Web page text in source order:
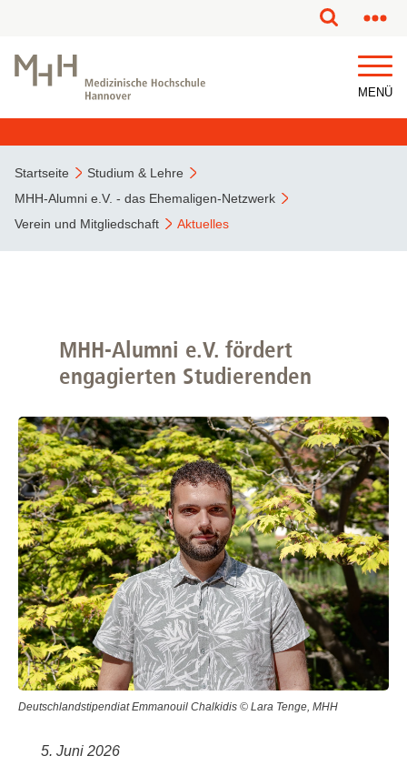
MENÜ
Startseite
Studium & Lehre
MHH-Alumni e.V. - das Ehemaligen-Netzwerk
Verein und Mitgliedschaft
Aktuelles
MHH-Alumni e.V. fördert
engagierten Studierenden
Deutschlandstipendiat Emmanouil Chalkidis © Lara Tenge, MHH
5. Juni 2026